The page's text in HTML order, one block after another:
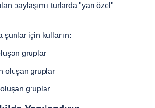
paylaşımlı turlarda "yarı özel"
şunlar için kullanın:
gruplar
oluşan gruplar
gruplar